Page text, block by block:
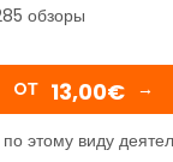
обзоры
OТ 13,00€ →
этому виду